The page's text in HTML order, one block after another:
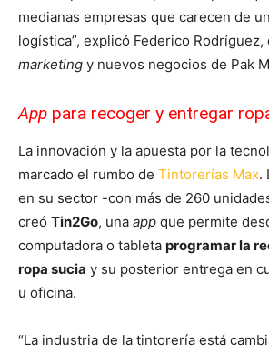
medianas empresas que carecen de
logística”, explicó Federico
marketing y nuevos negocios de Pak
App para recoger y entregar
La innovación y la apuesta por la
marcado el rumbo de Tintorerías Max.
en su sector -con más de 260
creó Tin2Go, una app que permite
computadora o tableta programar la
ropa sucia y su posterior entrega en
u oficina.
“La industria de la tintorería está